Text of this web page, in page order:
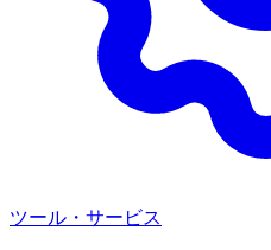
ツール・サービス